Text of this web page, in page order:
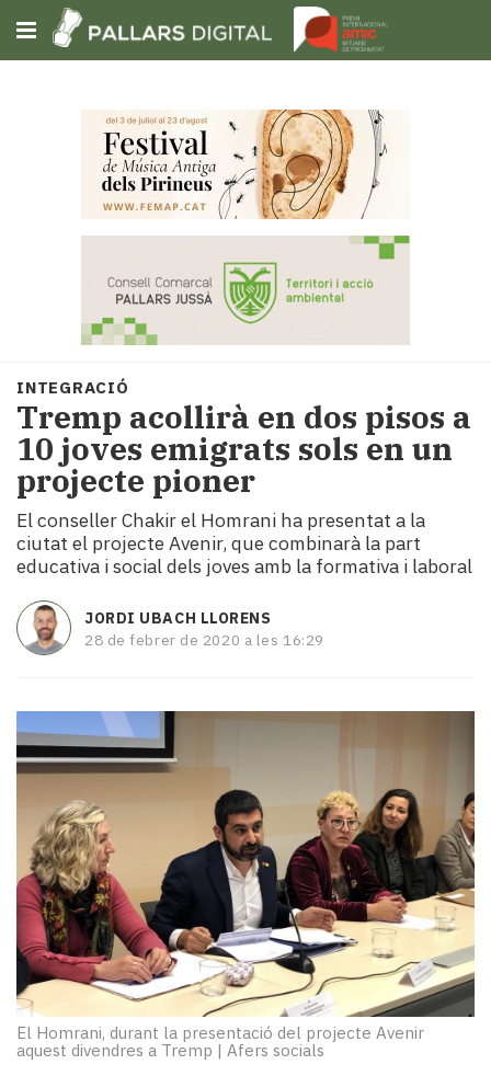
Subscriu-t'hi
Portada
Societat
Política
municipis
Economia
turisme
Cultura
Mai
tant!
TV
mitjans
El
temps
Entrevistes
Enquestes
A
escena!
Dis
la
teva!
Subscriptors
La
newsletter
del
INTEGRACIÓ
Tremp acollirà en dos pisos a
10 joves emigrats sols en un
projecte pioner
El conseller Chakir el Homrani ha presentat a la
ciutat el projecte Avenir, que combinarà la part
educativa i social dels joves amb la formativa i laboral
JORDI UBACH LLORENS
28 de febrer de 2020 a les 16:29
El Homrani, durant la presentació del projecte Avenir
aquest divendres a Tremp | Afers socials